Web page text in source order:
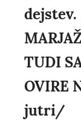
dejstev.
TUDI
OVIRE
jutri/